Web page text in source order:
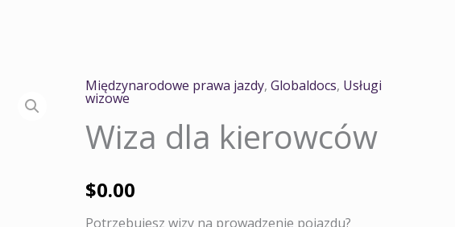
Międzynarodowe prawa jazdy,Globaldocs, Usługi
wizowe
Wiza dla kierowców
$0.00
Potrzebujesz wizy na prowadzenie pojazdu?